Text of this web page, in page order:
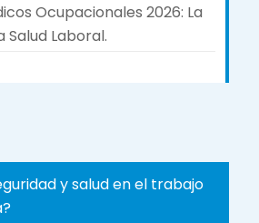
Ocupacionales 2026: La
Salud Laboral.
y salud en el trabajo